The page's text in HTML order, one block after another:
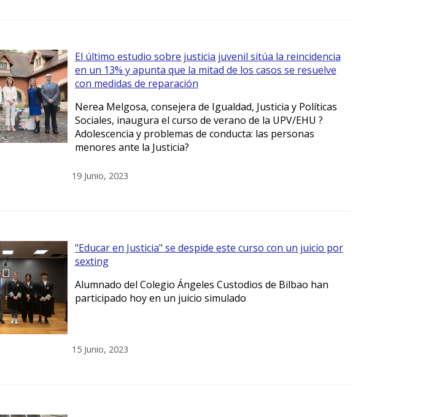
El último estudio sobre justicia juvenil sitúa la reincidencia
en un 13% y apunta que la mitad de los casos se resuelve
con medidas de reparación
Nerea Melgosa, consejera de Igualdad, Justicia y Políticas
Sociales, inaugura el curso de verano de la UPV/EHU ?
Adolescencia y problemas de conducta: las personas
menores ante la Justicia?
19 Junio, 2023
"Educar en Justicia" se despide este curso con un juicio por
sexting
Alumnado del Colegio Ángeles Custodios de Bilbao han
participado hoy en un juicio simulado
15 Junio, 2023